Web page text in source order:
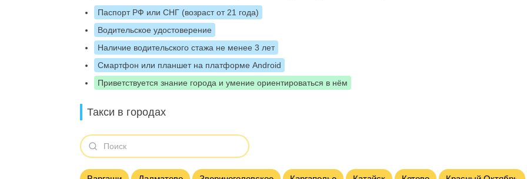
Паспорт РФ или СНГ (возраст от 21 года)
Водительское удостоверение
Наличие водительского стажа не менее 3 лет
Смартфон или планшет на платформе Android
Приветствуется знание города и умение ориентироваться в нём
Такси в городах